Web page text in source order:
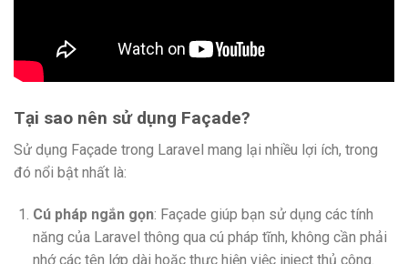
Tại sao nên sử dụng Façade?
Sử dụng Façade trong Laravel mang lại nhiều lợi ích, trong
đó nổi bật nhất là:
Cú pháp ngắn gọn: Façade giúp bạn sử dụng các tính
năng của Laravel thông qua cú pháp tĩnh, không cần phải
nhớ các tên lớp dài hoặc thực hiện việc inject thủ công.